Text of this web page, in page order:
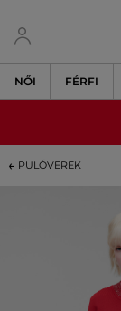
NŐI FÉRFI
PULÓVEREK